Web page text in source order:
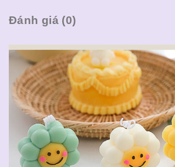
Đánh giá (0)